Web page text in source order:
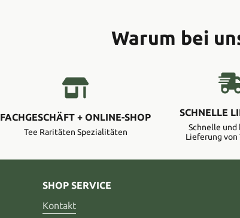
Warum bei
FACHGESCHÄFT + ONLINE-SHOP
Tee Raritäten Spezialitäten
SCHNELLE
Schnelle und
Lieferung von
SHOP SERVICE
Kontakt